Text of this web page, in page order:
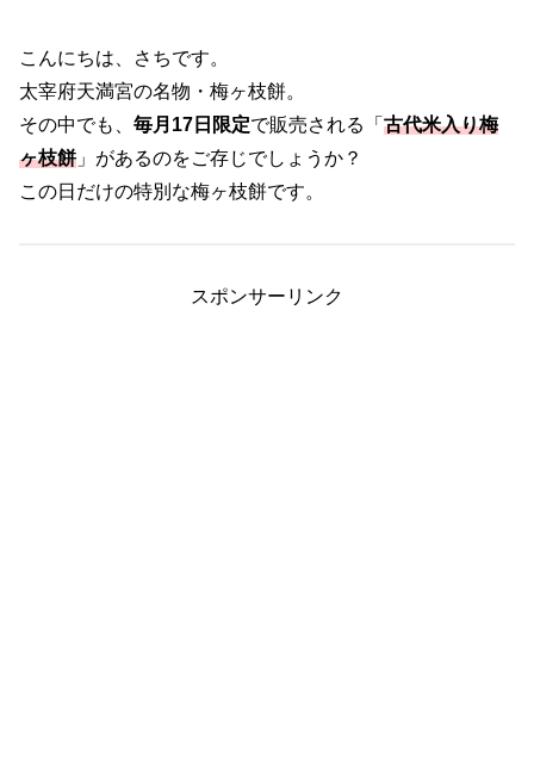
こんにちは、さちです。
太宰府天満宮の名物・梅ヶ枝餅。
その中でも、 毎月17日限定で販売される「 古代米入り梅
ヶ枝餅 」があるのをご存じでしょうか？
この日だけの特別な梅ヶ枝餅です。
スポンサーリンク